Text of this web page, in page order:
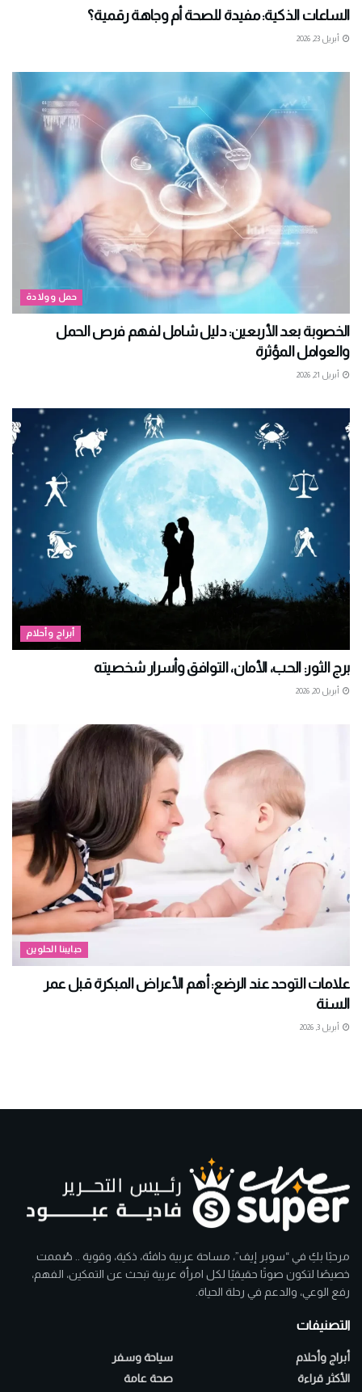
الساعات الذكية: مفيدة للصحة أم وجاهة رقمية؟
أبريل 23, 2026
حمل وولادة
الخصوبة بعد الأربعين: دليل شامل لفهم فرص الحمل
والعوامل المؤثرة
أبريل 21, 2026
أبراج وأحلام
برج الثور: الحب، الأمان، التوافق وأسرار شخصيته
أبريل 20, 2026
حبايبنا الحلوين
علامات التوحد عند الرضع: أهم الأعراض المبكرة قبل عمر
السنة
أبريل 3, 2026
مرحبًا بكِ في “سوبر إيف”، مساحة عربية دافئة، ذكية، وقوية .. صُممت
خصيصًا لتكون صوتًا حقيقيًا لكل امرأة عربية تبحث عن التمكين، الفهم،
رفع الوعي، والدعم في رحلة الحياة.
التصنيفات
أبراج وأحلام
الأكثر قراءة
سياحة وسفر
صحة عامة